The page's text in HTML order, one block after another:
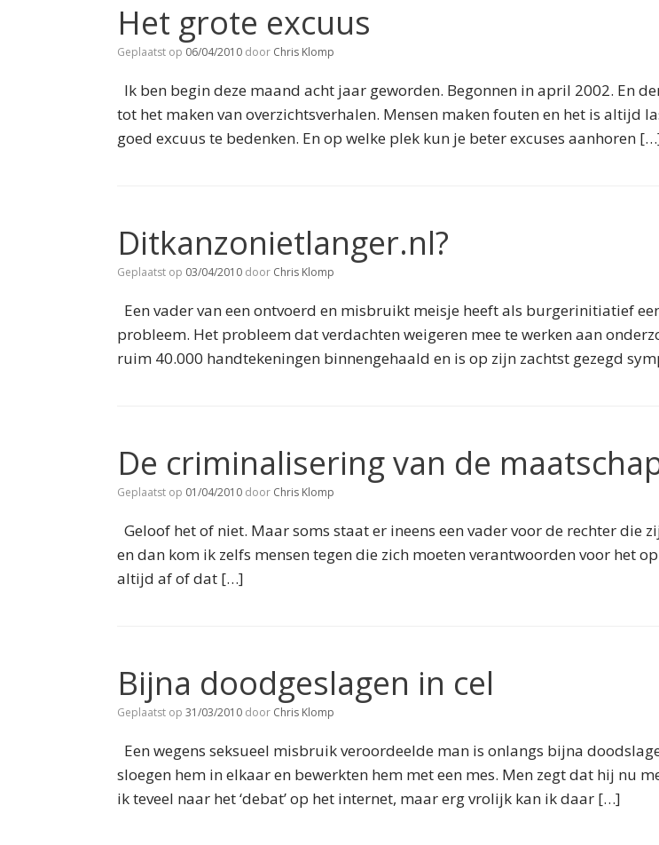
Het grote excuus
Geplaatst op 06/04/2010 door Chris Klomp
Ik ben begin deze maand acht jaar geworden. Begonnen in april 2002. En
tot het maken van overzichtsverhalen. Mensen maken fouten en het is altijd
goed excuus te bedenken. En op welke plek kun je beter excuses aanhoren
Ditkanzonietlanger.nl?
Geplaatst op 03/04/2010 door Chris Klomp
Een vader van een ontvoerd en misbruikt meisje heeft als burgerinitiatief
probleem. Het probleem dat verdachten weigeren mee te werken aan
ruim 40.000 handtekeningen binnengehaald en is op zijn zachtst gezegd
De criminalisering van de
Geplaatst op 01/04/2010 door Chris Klomp
Geloof het of niet. Maar soms staat er ineens een vader voor de rechter die
en dan kom ik zelfs mensen tegen die zich moeten verantwoorden voor het
altijd af of dat […]
Bijna doodgeslagen in cel
Geplaatst op 31/03/2010 door Chris Klomp
Een wegens seksueel misbruik veroordeelde man is onlangs bijna
sloegen hem in elkaar en bewerkten hem met een mes. Men zegt dat hij nu
ik teveel naar het ‘debat’ op het internet, maar erg vrolijk kan ik daar […]